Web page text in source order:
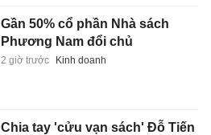
Gần 50% cổ phần Nhà sách
Phương Nam đổi chủ
2 giờ trước Kinh doanh
Chia tay 'cửu vạn sách' Đỗ Tiến